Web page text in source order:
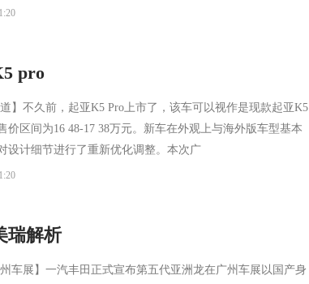
pro
道】不久前，起亚K5 Pro上市了，该车可以视作是现款起亚K5
价区间为16 48-17 38万元。新车在外观上与海外版车型基本
设计细节进行了重新优化调整。本次广
瑞解析
州车展】一汽丰田正式宣布第五代亚洲龙在广州车展以国产身